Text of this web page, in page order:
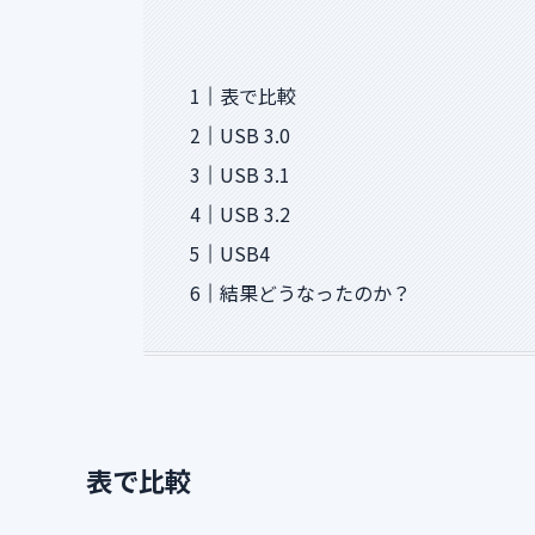
表で比較
USB 3.0
USB 3.1
USB 3.2
USB4
結果どうなったのか？
表で比較